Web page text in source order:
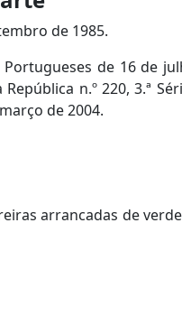
de 1985.
de 16 de
n.º 220, 3.ª
de 2004.
arrancadas de